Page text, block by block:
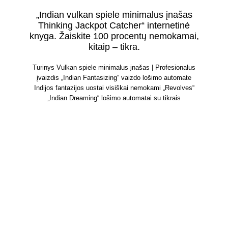
„Indian vulkan spiele minimalus įnašas
Thinking Jackpot Catcher“ internetinė
knyga. Žaiskite 100 procentų nemokamai,
kitaip – ​​tikra.
Turinys Vulkan spiele minimalus įnašas | Profesionalus
įvaizdis „Indian Fantasizing“ vaizdo lošimo automate
Indijos fantazijos uostai visiškai nemokami „Revolves“
„Indian Dreaming“ lošimo automatai su tikrais